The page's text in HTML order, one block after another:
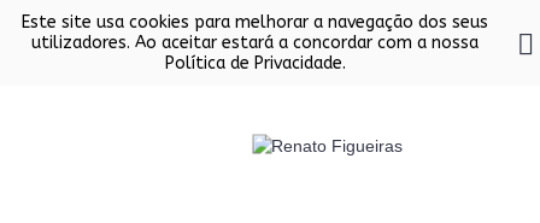
Este site usa cookies para melhorar a navegação dos seus
utilizadores. Ao aceitar estará a concordar com a nossa
Política de Privacidade.